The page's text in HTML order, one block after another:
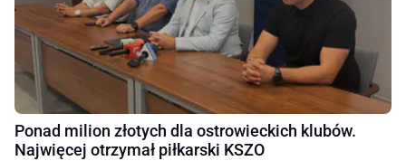
Ponad milion złotych dla ostrowieckich klubów.
Najwięcej otrzymał piłkarski KSZO